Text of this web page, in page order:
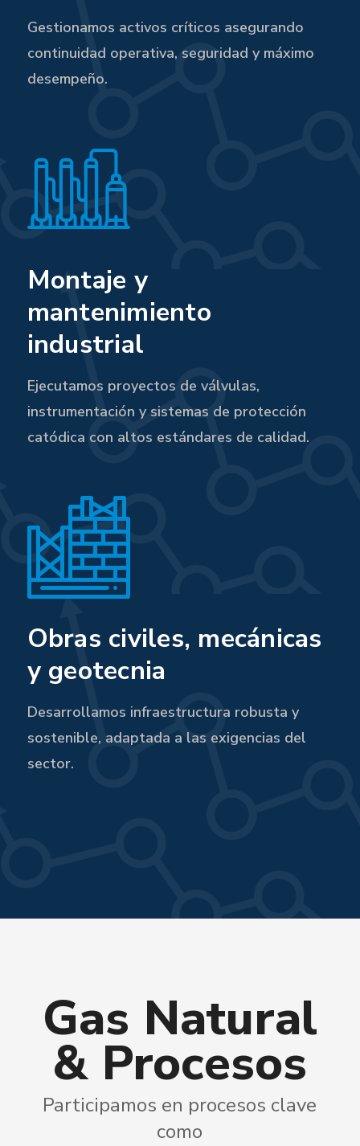
Gestionamos activos críticos asegurando
continuidad operativa, seguridad y máximo
desempeño.
Montaje y
mantenimiento
industrial
Ejecutamos proyectos de válvulas,
instrumentación y sistemas de protección
catódica con altos estándares de calidad.
Obras civiles, mecánicas
y geotecnia
Desarrollamos infraestructura robusta y
sostenible, adaptada a las exigencias del
sector.
Gas Natural
& Procesos
Participamos en procesos clave
como